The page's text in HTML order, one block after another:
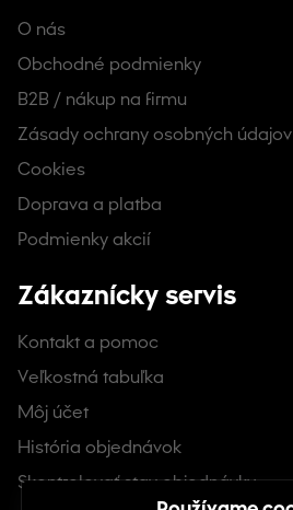
O nás
Obchodné podmienky
B2B / nákup na firmu
Zásady ochrany osobných údajov
Cookies
Doprava a platba
Podmienky akcií
Zákaznícky servis
Kontakt a pomoc
Veľkostná tabuľka
Môj účet
História objednávok
Skontrolovať stav objednávky